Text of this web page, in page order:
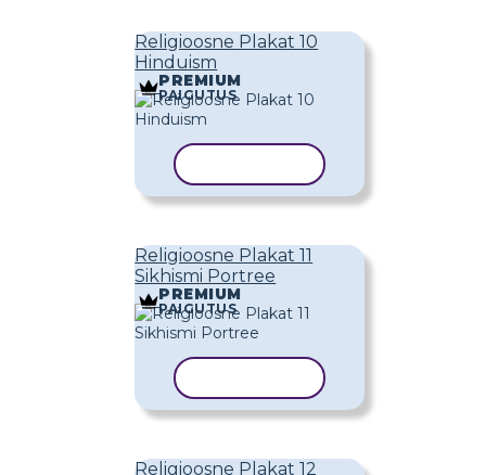
Religioosne Plakat 10
Hinduism
PREMIUM
PAIGUTUS
Religioosne Plakat 11
Sikhismi Portree
PREMIUM
PAIGUTUS
Religioosne Plakat 12